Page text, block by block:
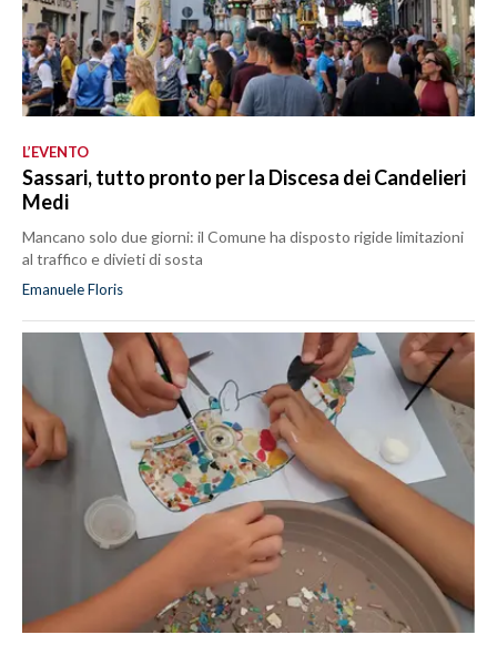
L’EVENTO
Sassari, tutto pronto per la Discesa dei Candelieri
Medi
Mancano solo due giorni: il Comune ha disposto rigide limitazioni
al traffico e divieti di sosta
Emanuele Floris